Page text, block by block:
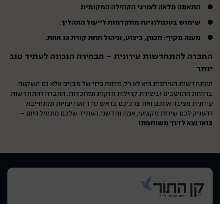
התאמה מלאה לצורכי הקהילה המקומית.
שימוש בטכנולוגיות מתקדמות לייעול התהליך.
מענה מקיף: תכנון, ביצוע, וניהול תחת קורת גג אחת.
החברה להתחדשות עירונית – הבחירה הנכונה לעתיד טוב
יותר
ההתחדשות העירונית היא לא רק פיתוח פיזי של מבנים אלא גם השקעה
ברווחת התושבים וביצירת קהילות חזקות ומלוכדות. החברה להתחדשות
עירונית מציבה אתכם ואת צרכיכם בראש סדר העדיפויות ומתחייבת
להעניק לכם שירות מקצועי, אמין וחדשני. העתיד שלכם מתחיל היום –
בואו נצא לדרך משותפת!